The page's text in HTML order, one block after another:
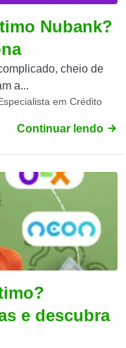
Nubank?
cheio de
a...
em Crédito
Continuar lendo
e descubra